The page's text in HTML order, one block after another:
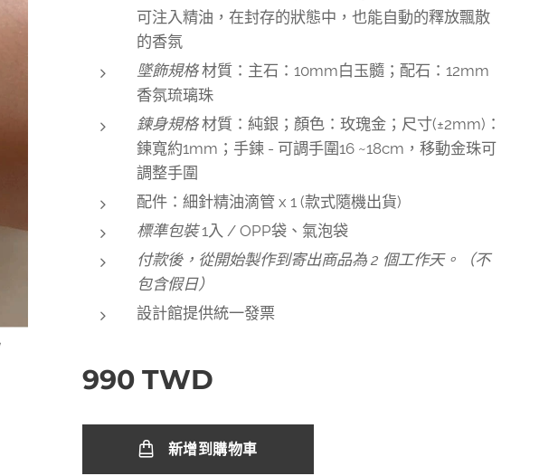
可注入精油，在封存的狀態中，也能自動的釋放飄散
的香氛
墜飾規格材質：主石：10mm白玉髓；配石：12mm
香氛琉璃珠
鍊身規格材質：純銀；顏色：玫瑰金；尺寸(±2mm)：
鍊寬約1mm；手鍊 - 可調手圍16 ~18cm，移動金珠可
調整手圍
配件：細針精油滴管 x 1 (款式隨機出貨)
標準包裝1入 / OPP袋、氣泡袋
付款後，從開始製作到寄出商品為 2 個工作天。（不
包含假日）
設計館提供統一發票
990 TWD
新增到購物車